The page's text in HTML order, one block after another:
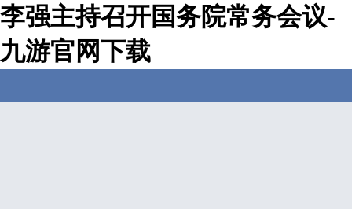
李强主持召开国务院常务会议-
九游官网下载